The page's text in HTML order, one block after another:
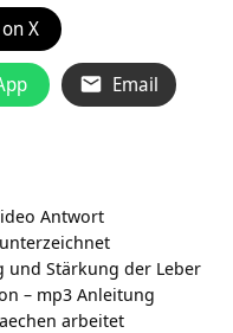
X
Email
Antwort
und Stärkung der Leber
– mp3 Anleitung
arbeitet